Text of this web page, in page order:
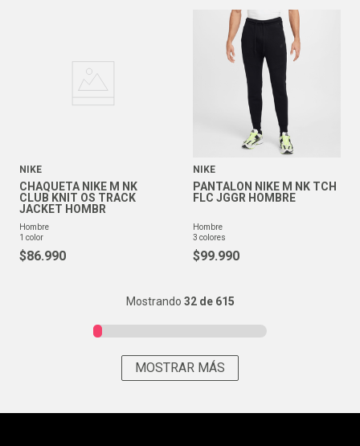
NIKE
CHAQUETA NIKE M NK
CLUB KNIT OS TRACK
JACKET HOMBR
hombre
1 color
$86.990
NIKE
PANTALON NIKE M NK TCH
FLC JGGR HOMBRE
hombre
3 colores
$99.990
Mostrando 32 de 615
MOSTRAR MÁS